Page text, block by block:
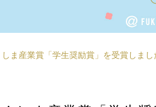
ま産業賞「学生奨励賞」を受賞しまし